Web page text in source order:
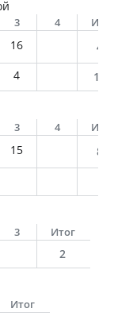
3 4
16
48
4 192
3 4
15
83
3 Итог
2
Итог